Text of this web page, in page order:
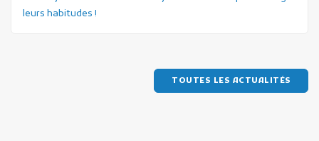
leurs habitudes !
TOUTES LES ACTUALITÉS